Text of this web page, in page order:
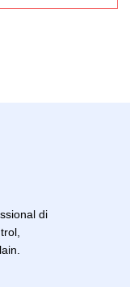
di